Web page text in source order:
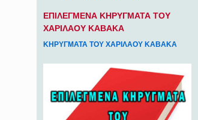
ΕΠΙΛΕΓΜΕΝΑ ΚΗΡΥΓΜΑΤΑ ΤΟΥ
ΧΑΡΙΛΑΟΥ ΚΑΒΑΚΑ
ΚΗΡΥΓΜΑΤΑ ΤΟΥ ΧΑΡΙΛΑΟΥ ΚΑΒΑΚΑ